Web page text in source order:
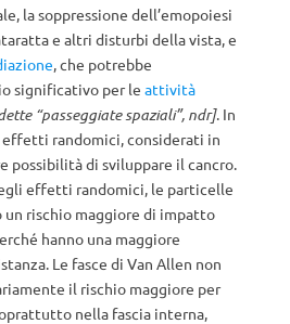
la soppressione dell’emopoiesi
e altri disturbi della vista, e
, che potrebbe
significativo per le attività
“passeggiate spaziali”, ndr]. In
effetti randomici, considerati in
possibilità di sviluppare il cancro.
effetti randomici, le particelle
un rischio maggiore di impatto
hanno una maggiore
Le fasce di Van Allen non
il rischio maggiore per
nella fascia interna,